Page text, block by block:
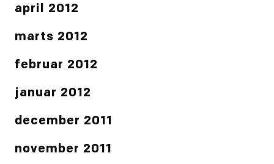
april 2012
marts 2012
februar 2012
januar 2012
december 2011
november 2011